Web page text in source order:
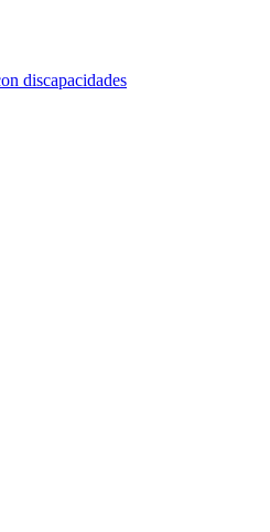
discapacidades